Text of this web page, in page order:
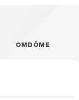
OMDÖME